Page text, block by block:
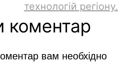
технологій регіону.
коментар
вам необхідно
урок Технологічний процес
виробу вишивкою